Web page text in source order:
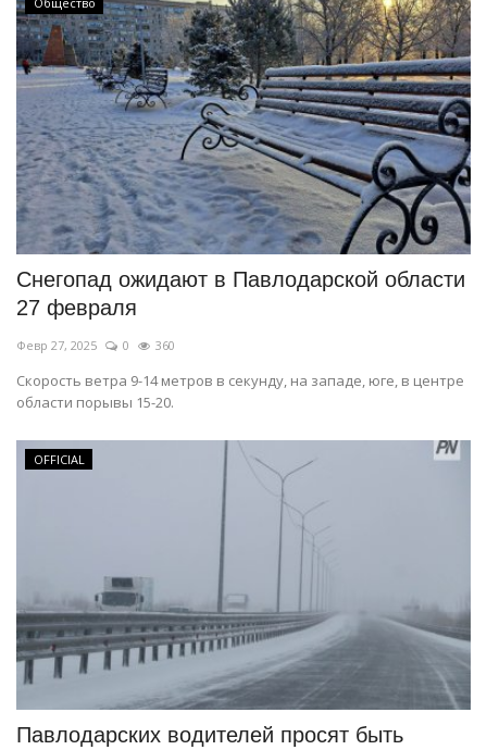
Снегопад ожидают в Павлодарской области
27 февраля
Февр 27, 2025 0 360
Скорость ветра 9-14 метров в секунду, на западе, юге, в центре
области порывы 15-20.
OFFICIAL
Павлодарских водителей просят быть